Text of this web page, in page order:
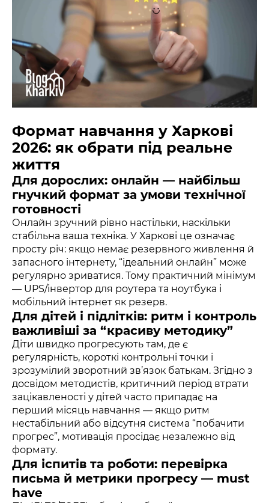
Формат навчання у Харкові
2026: як обрати під реальне
життя
Для дорослих: онлайн — найбільш
гнучкий формат за умови технічної
готовності
Онлайн зручний рівно настільки, наскільки
стабільна ваша техніка. У Харкові це означає
просту річ: якщо немає резервного живлення й
запасного інтернету, “ідеальний онлайн” може
регулярно зриватися. Тому практичний мінімум
— UPS/інвертор для роутера та ноутбука і
мобільний інтернет як резерв.
Для дітей і підлітків: ритм і контроль
важливіші за “красиву методику”
Діти швидко прогресують там, де є
регулярність, короткі контрольні точки і
зрозумілий зворотний зв’язок батькам. Згідно з
досвідом методистів, критичний період втрати
зацікавленості у дітей часто припадає на
перший місяць навчання — якщо ритм
нестабільний або відсутня система “побачити
прогрес”, мотивація просідає незалежно від
формату.
Для іспитів та роботи: перевірка
письма й метрики прогресу — must
have